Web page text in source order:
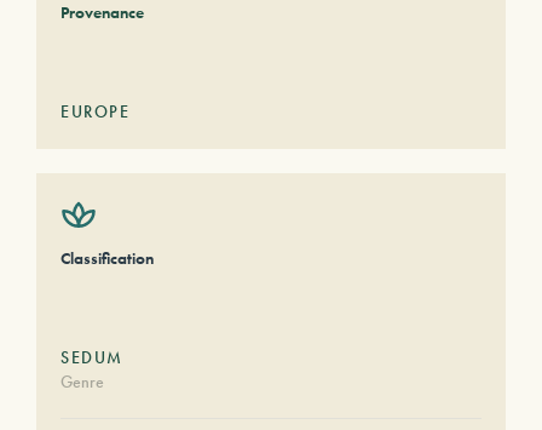
Provenance
EUROPE
Classification
SEDUM
Genre